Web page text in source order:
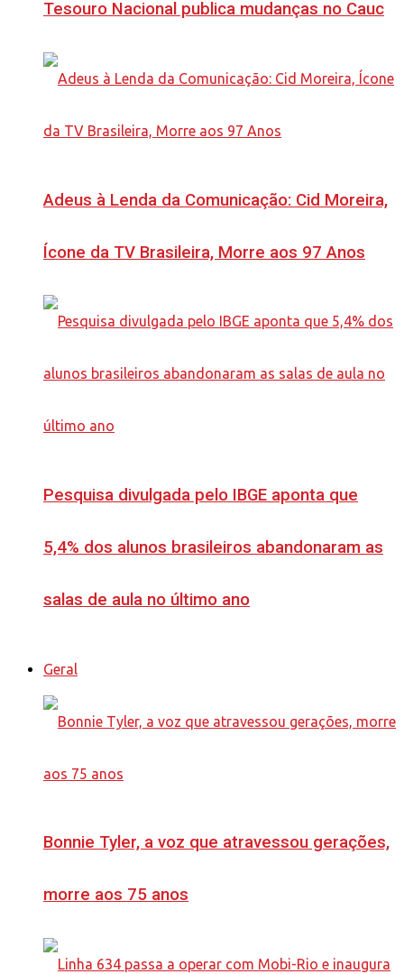
Tesouro Nacional publica mudanças no Cauc
Adeus à Lenda da Comunicação: Cid Moreira,
Ícone da TV Brasileira, Morre aos 97 Anos
Pesquisa divulgada pelo IBGE aponta que
5,4% dos alunos brasileiros abandonaram as
salas de aula no último ano
Geral
Bonnie Tyler, a voz que atravessou gerações,
morre aos 75 anos